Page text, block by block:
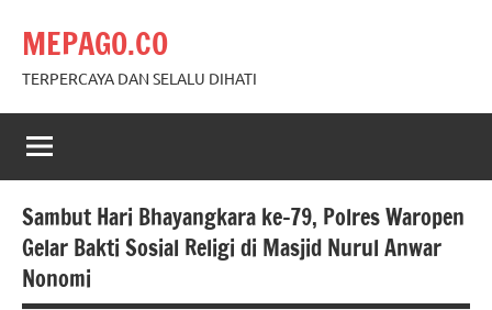
content
MEPAGO.CO
TERPERCAYA DAN SELALU DIHATI
Sambut Hari Bhayangkara ke-79, Polres Waropen
Gelar Bakti Sosial Religi di Masjid Nurul Anwar
Nonomi